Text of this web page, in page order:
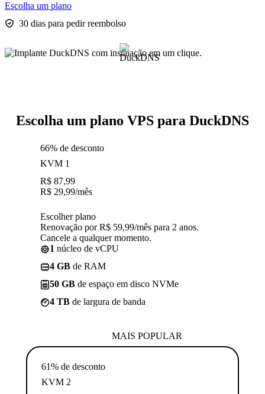
Escolha um plano
30 dias para pedir reembolso
Escolha um plano VPS para DuckDNS
66% de desconto
KVM 1
R$ 87,99
R$ 29,99/mês
Escolher plano
Renovação por R$ 59,99/mês para 2 anos.
Cancele a qualquer momento.
1 núcleo de vCPU
4 GB de RAM
50 GB de espaço em disco NVMe
4 TB de largura de banda
MAIS POPULAR
61% de desconto
KVM 2